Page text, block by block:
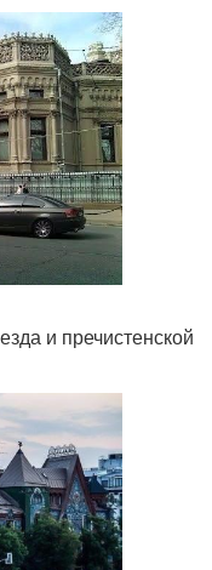
и пречистенской